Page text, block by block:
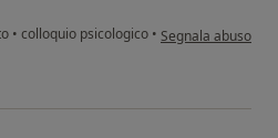
• colloquio psicologico • secondo
Segnala abuso